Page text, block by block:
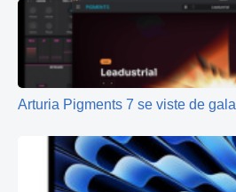
Arturia Pigments 7 se viste de gala